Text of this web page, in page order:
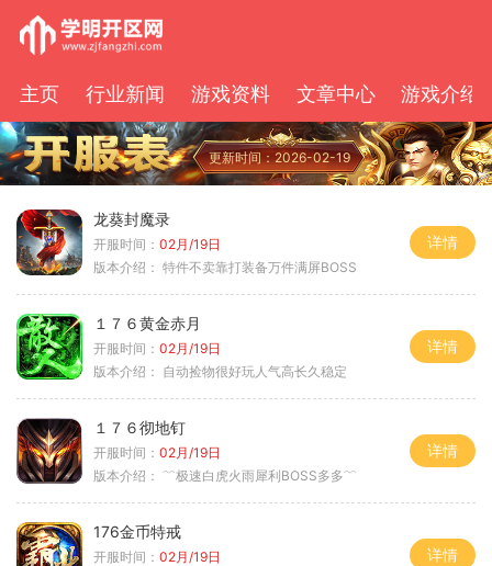
主页 行业新闻 游戏资料 文章中心 游戏介绍
更新时间：2026-02-19
龙葵封魔录
开服时间： 02月/19日
版本介绍： 特件不卖靠打装备万件满屏BOSS
详情
１７６黄金赤月
开服时间： 02月/19日
版本介绍： 自动捡物很好玩人气高长久稳定
详情
１７６彻地钉
开服时间： 02月/19日
版本介绍： ﹌极速白虎火雨犀利BOSS多多﹌
详情
176金币特戒
开服时间： 02月/19日
详情